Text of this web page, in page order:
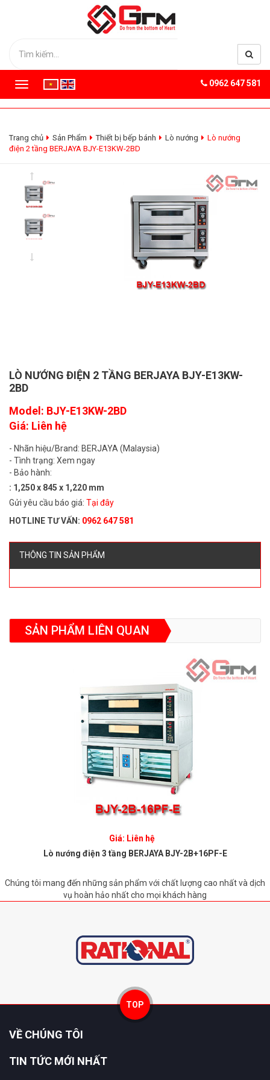
T
o
g
e
0962 647 581
Trang chủ Sản Phẩm Thiết bị bếp bánh Lò nướng
Lò nướng
điện 2 tầng BERJAYA BJY-E13KW-2BD
LÒ NƯỚNG ĐIỆN 2 TẦNG BERJAYA BJY-E13KW-
2BD
Model: BJY-E13KW-2BD
Giá: Liên hệ
- Nhãn hiệu/Brand: BERJAYA (Malaysia)
- Tình trạng: Xem ngay
- Bảo hành:
: 1,250 x 845 x 1,220 mm
Gửi yêu cầu báo giá: Tại đây
HOTLINE TƯ VẤN: 0962 647 581
THÔNG TIN SẢN PHẨM
SẢN PHẨM LIÊN QUAN
Giá: Liên hệ
Lò nướng điện 3 tầng BERJAYA BJY-2B+16PF-E
Chúng tôi mang đến những sản phẩm với chất lượng cao nhất và dịch
vụ hoàn hảo nhất cho mọi khách hàng
TOP
VỀ CHÚNG TÔI
TIN TỨC MỚI NHẤT